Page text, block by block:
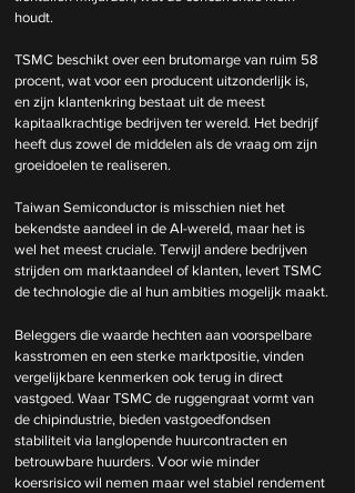
houdt.
TSMC beschikt over een brutomarge van ruim 58
procent, wat voor een producent uitzonderlijk is,
en zijn klantenkring bestaat uit de meest
kapitaalkrachtige bedrijven ter wereld. Het bedrijf
heeft dus zowel de middelen als de vraag om zijn
groeidoelen te realiseren.
Taiwan Semiconductor is misschien niet het
bekendste aandeel in de AI-wereld, maar het is
wel het meest cruciale. Terwijl andere bedrijven
strijden om marktaandeel of klanten, levert TSMC
de technologie die al hun ambities mogelijk maakt.
Beleggers die waarde hechten aan voorspelbare
kasstromen en een sterke marktpositie, vinden
vergelijkbare kenmerken ook terug in direct
vastgoed. Waar TSMC de ruggengraat vormt van
de chipindustrie, bieden vastgoedfondsen
stabiliteit via langlopende huurcontracten en
betrouwbare huurders. Voor wie minder
koersrisico wil nemen maar wel stabiel rendement